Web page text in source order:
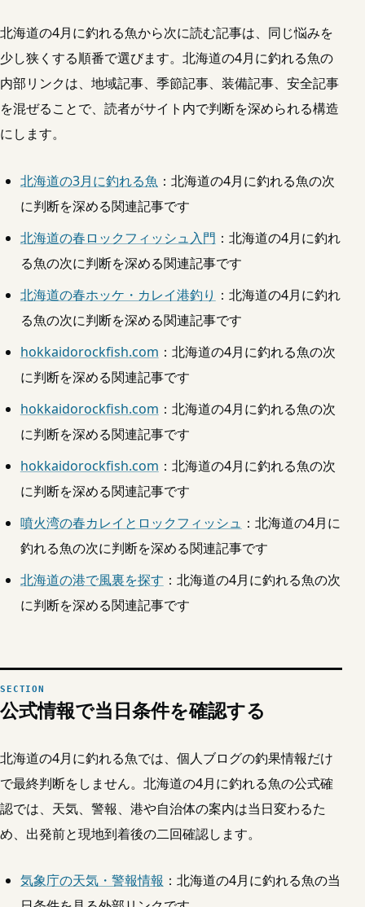
北海道の4月に釣れる魚から次に読む記事は、同じ悩みを
少し狭くする順番で選びます。北海道の4月に釣れる魚の
内部リンクは、地域記事、季節記事、装備記事、安全記事
を混ぜることで、読者がサイト内で判断を深められる構造
にします。
北海道の3月に釣れる魚 ：北海道の4月に釣れる魚の次
に判断を深める関連記事です
北海道の春ロックフィッシュ入門 ：北海道の4月に釣れ
る魚の次に判断を深める関連記事です
北海道の春ホッケ・カレイ港釣り ：北海道の4月に釣れ
る魚の次に判断を深める関連記事です
hokkaidorockfish.com ：北海道の4月に釣れる魚の次
に判断を深める関連記事です
hokkaidorockfish.com ：北海道の4月に釣れる魚の次
に判断を深める関連記事です
hokkaidorockfish.com ：北海道の4月に釣れる魚の次
に判断を深める関連記事です
噴火湾の春カレイとロックフィッシュ ：北海道の4月に
釣れる魚の次に判断を深める関連記事です
北海道の港で風裏を探す ：北海道の4月に釣れる魚の次
に判断を深める関連記事です
公式情報で当日条件を確認する
北海道の4月に釣れる魚では、個人ブログの釣果情報だけ
で最終判断をしません。北海道の4月に釣れる魚の公式確
認では、天気、警報、港や自治体の案内は当日変わるた
め、出発前と現地到着後の二回確認します。
気象庁の天気・警報情報 ：北海道の4月に釣れる魚の当